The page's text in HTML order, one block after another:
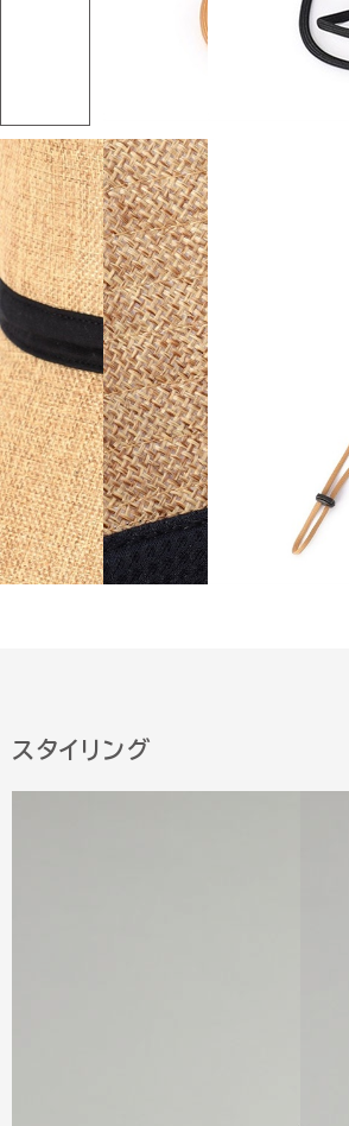
スタイリング